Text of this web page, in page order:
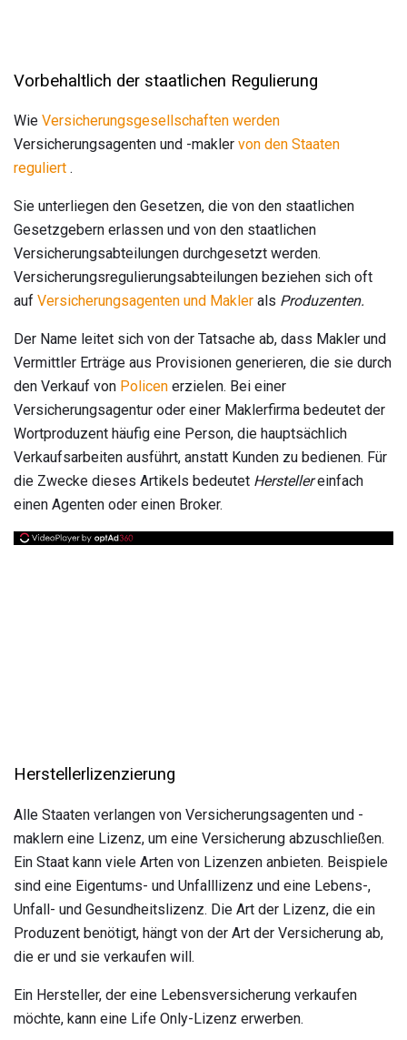
Vorbehaltlich der staatlichen Regulierung
Wie Versicherungsgesellschaften werden
Versicherungsagenten und -makler von den Staaten
reguliert .
Sie unterliegen den Gesetzen, die von den staatlichen
Gesetzgebern erlassen und von den staatlichen
Versicherungsabteilungen durchgesetzt werden.
Versicherungsregulierungsabteilungen beziehen sich oft
auf Versicherungsagenten und Makler als Produzenten.
Der Name leitet sich von der Tatsache ab, dass Makler und
Vermittler Erträge aus Provisionen generieren, die sie durch
den Verkauf von Policen erzielen. Bei einer
Versicherungsagentur oder einer Maklerfirma bedeutet der
Wortproduzent häufig eine Person, die hauptsächlich
Verkaufsarbeiten ausführt, anstatt Kunden zu bedienen. Für
die Zwecke dieses Artikels bedeutet Herstellereinfach
einen Agenten oder einen Broker.
Herstellerlizenzierung
Alle Staaten verlangen von Versicherungsagenten und -
maklern eine Lizenz, um eine Versicherung abzuschließen.
Ein Staat kann viele Arten von Lizenzen anbieten. Beispiele
sind eine Eigentums- und Unfalllizenz und eine Lebens-,
Unfall- und Gesundheitslizenz. Die Art der Lizenz, die ein
Produzent benötigt, hängt von der Art der Versicherung ab,
die er und sie verkaufen will.
Ein Hersteller, der eine Lebensversicherung verkaufen
möchte, kann eine Life Only-Lizenz erwerben.